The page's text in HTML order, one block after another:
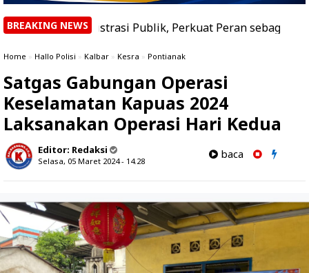
BREAKING NEWSPublik, Perkuat Peran sebagai Pusat
Home » Hallo Polisi » Kalbar » Kesra » Pontianak
Satgas Gabungan Operasi
Keselamatan Kapuas 2024
Laksanakan Operasi Hari Kedua
Editor: Redaksi
Selasa, 05 Maret 2024 - 14.28
baca